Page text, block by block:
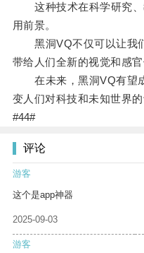
这种技术在科学研究、
用前景。
黑洞VQ不仅可以让我们
带给人们全新的视觉和感官
在未来，黑洞VQ有望成
变人们对科技和未知世界的
#44#
评论
游客
这个是app神器
2025-09-03
游客